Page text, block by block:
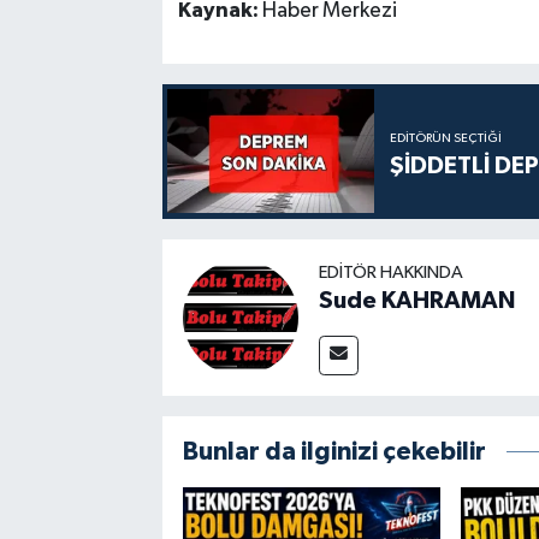
Kaynak: Haber Merkezi
EDITÖRÜN SEÇTIĞI
ŞİDDETLİ
EDITÖR HAKKINDA
Sude KAHRAMAN
Bunlar da ilginizi çekebilir